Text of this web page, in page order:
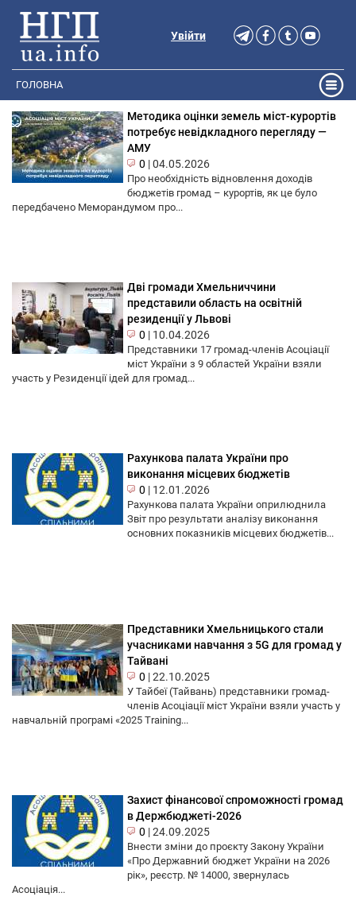
Увійти
ГОЛОВНА
Методика оцінки земель міст-курортів
потребує невідкладного перегляду —
АМУ
0 |04.05.2026
Про необхідність відновлення доходів
бюджетів громад – курортів, як це було
передбачено Меморандумом про...
Дві громади Хмельниччини
представили область на освітній
резиденції у Львові
0 | 10.04.2026
Представники 17 громад-членів Асоціації
міст України з 9 областей України взяли
участь у Резиденції ідей для громад...
Рахункова палата України про
виконання місцевих бюджетів
0 | 12.01.2026
Рахункова палата України оприлюднила
Звіт про результати аналізу виконання
основних показників місцевих бюджетів...
Представники Хмельницького стали
учасниками навчання з 5G для громад у
Тайвані
0 |22.10.2025
У Тайбеї (Тайвань) представники громад-
членів Асоціації міст України взяли участь у
навчальній програмі «2025 Training...
Захист фінансової спроможності громад
в Держбюджеті-2026
0 |24.09.2025
Внести зміни до проєкту Закону України
«Про Державний бюджет України на 2026
рік», реєстр. № 14000, звернулась
Асоціація...